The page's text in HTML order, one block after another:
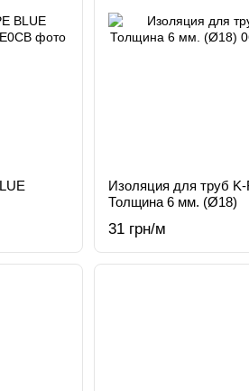
Изоляция для труб
Толщина 6 мм. (Ø18)
31 грн/м